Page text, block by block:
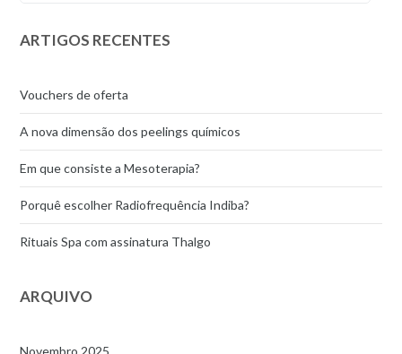
ARTIGOS RECENTES
Vouchers de oferta
A nova dimensão dos peelings químicos
Em que consiste a Mesoterapia?
Porquê escolher Radiofrequência Indiba?
Rituais Spa com assinatura Thalgo
ARQUIVO
Novembro 2025